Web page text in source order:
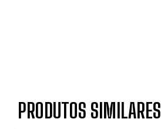
PRODUTOS SIMILARES